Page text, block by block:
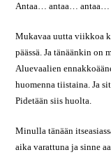
Antaa… antaa… antaa…
Mukavaa uutta viikkoa
päässä. Ja tänäänkin on
Aluevaalien
huomenna tiistaina. Ja
Pidetään siis huolta.
Minulla tänään
aika varattuna ja sinne